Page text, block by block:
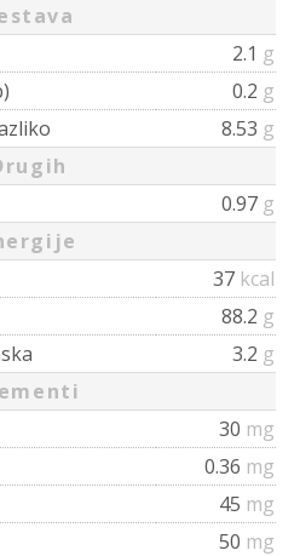
2.1 g
0.2 g
8.53 g
0.97 g
37 kcal
88.2 g
3.2 g
30 mg
0.36 mg
45 mg
50 mg